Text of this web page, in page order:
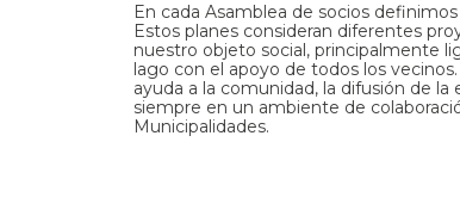
En cada Asamblea de socios
Estos planes consideran diferentes
nuestro objeto social, principalmente
lago con el apoyo de todos los
ayuda a la comunidad, la difusión de
siempre en un ambiente de
Municipalidades.